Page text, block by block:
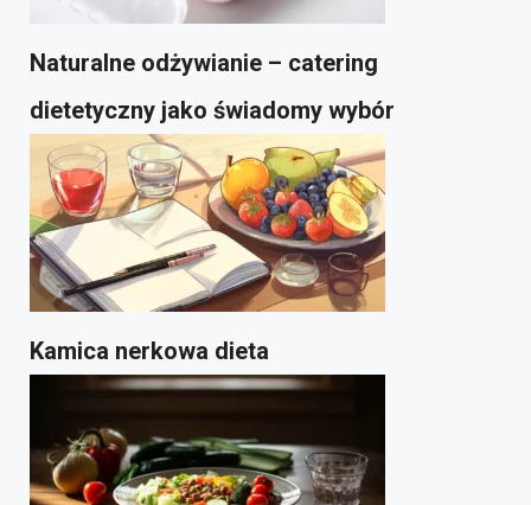
Naturalne odżywianie – catering
dietetyczny jako świadomy wybór
Kamica nerkowa dieta